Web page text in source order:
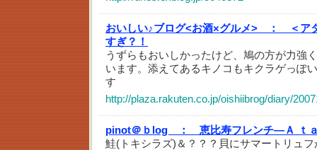
おいしい♪ブログ<お酒×グルメ> ：
＜ア
すぎ？！
うずらもおいしかったけど、鳩の方が力強
います。添えてあるキノコもキクラゲっぽ
す
http://plaza.rakuten.co.jp/oishiibrog/diary/
pinot＠ｂlog ：
恵比寿フレンチ―Ａ ｔ
鮭(トキシラズ)＆？？？貝にサマートリュ